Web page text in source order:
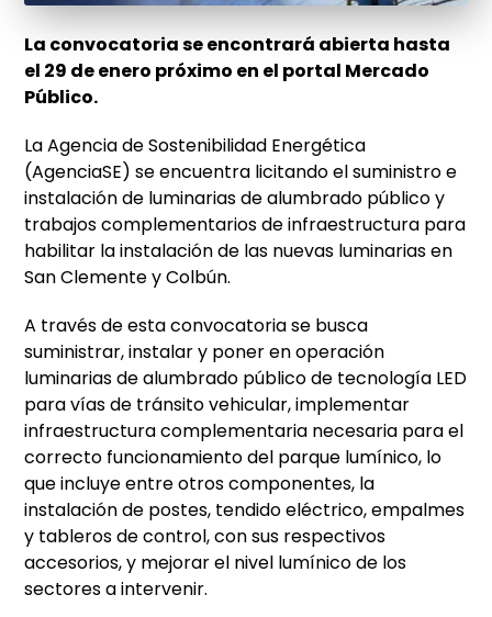
La convocatoria se encontrará abierta hasta
el 29 de enero próximo en el portal Mercado
Público.
La Agencia de Sostenibilidad Energética
(AgenciaSE) se encuentra licitando el suministro e
instalación de luminarias de alumbrado público y
trabajos complementarios de infraestructura para
habilitar la instalación de las nuevas luminarias en
San Clemente y Colbún.
A través de esta convocatoria se busca
suministrar, instalar y poner en operación
luminarias de alumbrado público de tecnología LED
para vías de tránsito vehicular, implementar
infraestructura complementaria necesaria para el
correcto funcionamiento del parque lumínico, lo
que incluye entre otros componentes, la
instalación de postes, tendido eléctrico, empalmes
y tableros de control, con sus respectivos
accesorios, y mejorar el nivel lumínico de los
sectores a intervenir.